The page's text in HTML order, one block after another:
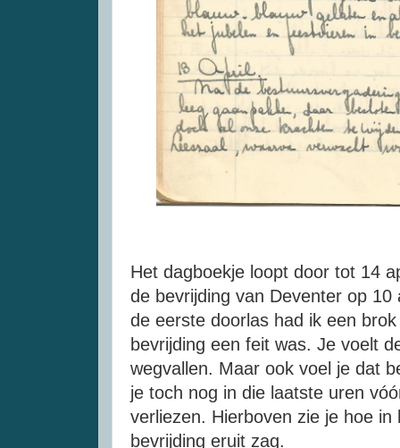
Het dagboekje loopt door tot 14
de bevrijding van Deventer op
de eerste doorlas had ik een
bevrijding een feit was. Je voelt
wegvallen. Maar ook voel je dat
je toch nog in die laatste uren
verliezen. Hierboven zie je hoe
bevrijding eruit zag.